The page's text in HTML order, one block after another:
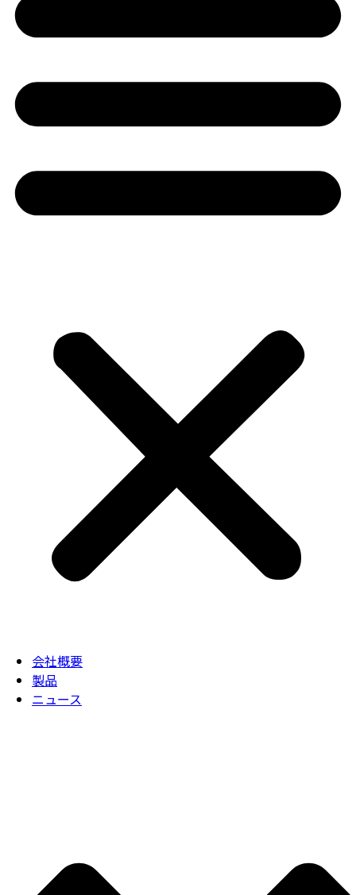
会社概要
製品
ニュース